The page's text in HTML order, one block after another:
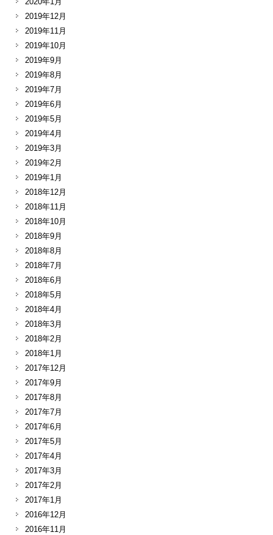
2019年12月
2019年11月
2019年10月
2019年9月
2019年8月
2019年7月
2019年6月
2019年5月
2019年4月
2019年3月
2019年2月
2019年1月
2018年12月
2018年11月
2018年10月
2018年9月
2018年8月
2018年7月
2018年6月
2018年5月
2018年4月
2018年3月
2018年2月
2018年1月
2017年12月
2017年9月
2017年8月
2017年7月
2017年6月
2017年5月
2017年4月
2017年3月
2017年2月
2017年1月
2016年12月
2016年11月